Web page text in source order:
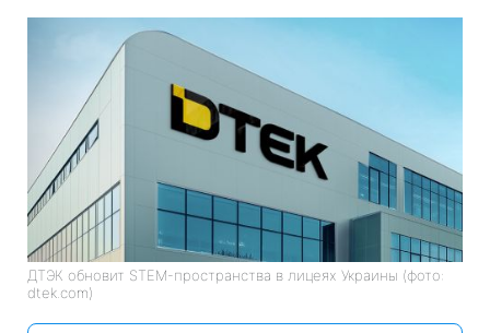
ДТЭК обновит STEM-пространства в лицеях Украины (фото:
dtek.com)